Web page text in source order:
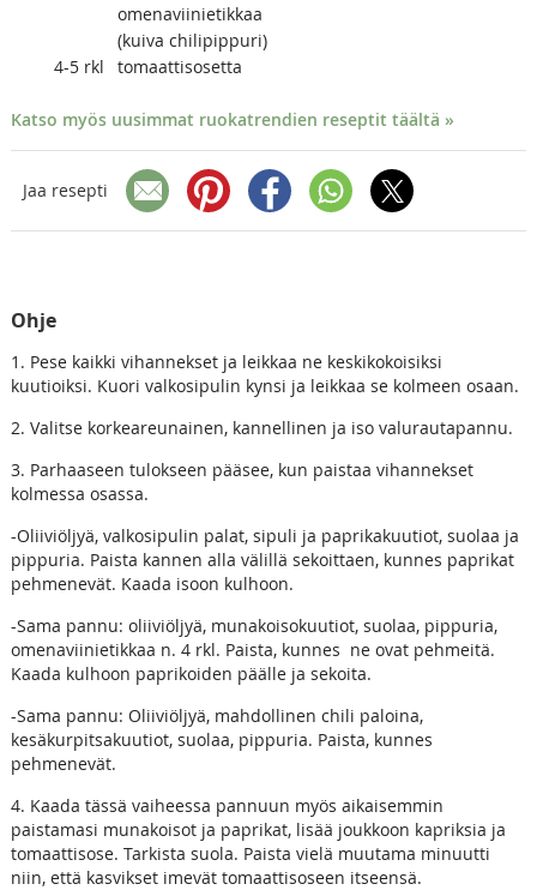
omenaviinietikkaa
(kuiva chilipippuri)
4-5 rkl tomaattisosetta
Katso myös uusimmat ruokatrendien reseptit täältä »
Jaa resepti
Ohje
1. Pese kaikki vihannekset ja leikkaa ne keskikokoisiksi
kuutioiksi. Kuori valkosipulin kynsi ja leikkaa se kolmeen osaan.
2. Valitse korkeareunainen, kannellinen ja iso valurautapannu.
3. Parhaaseen tulokseen pääsee, kun paistaa vihannekset
kolmessa osassa.
-Oliiviöljyä, valkosipulin palat, sipuli ja paprikakuutiot, suolaa ja
pippuria. Paista kannen alla välillä sekoittaen, kunnes paprikat
pehmenevät. Kaada isoon kulhoon.
-Sama pannu: oliiviöljyä, munakoisokuutiot, suolaa, pippuria,
omenaviinietikkaa n. 4 rkl. Paista, kunnes ne ovat pehmeitä.
Kaada kulhoon paprikoiden päälle ja sekoita.
-Sama pannu: Oliiviöljyä, mahdollinen chili paloina,
kesäkurpitsakuutiot, suolaa, pippuria. Paista, kunnes
pehmenevät.
4. Kaada tässä vaiheessa pannuun myös aikaisemmin
paistamasi munakoisot ja paprikat, lisää joukkoon kapriksia ja
tomaattisose. Tarkista suola. Paista vielä muutama minuutti
niin, että kasvikset imevät tomaattisoseen itseensä.